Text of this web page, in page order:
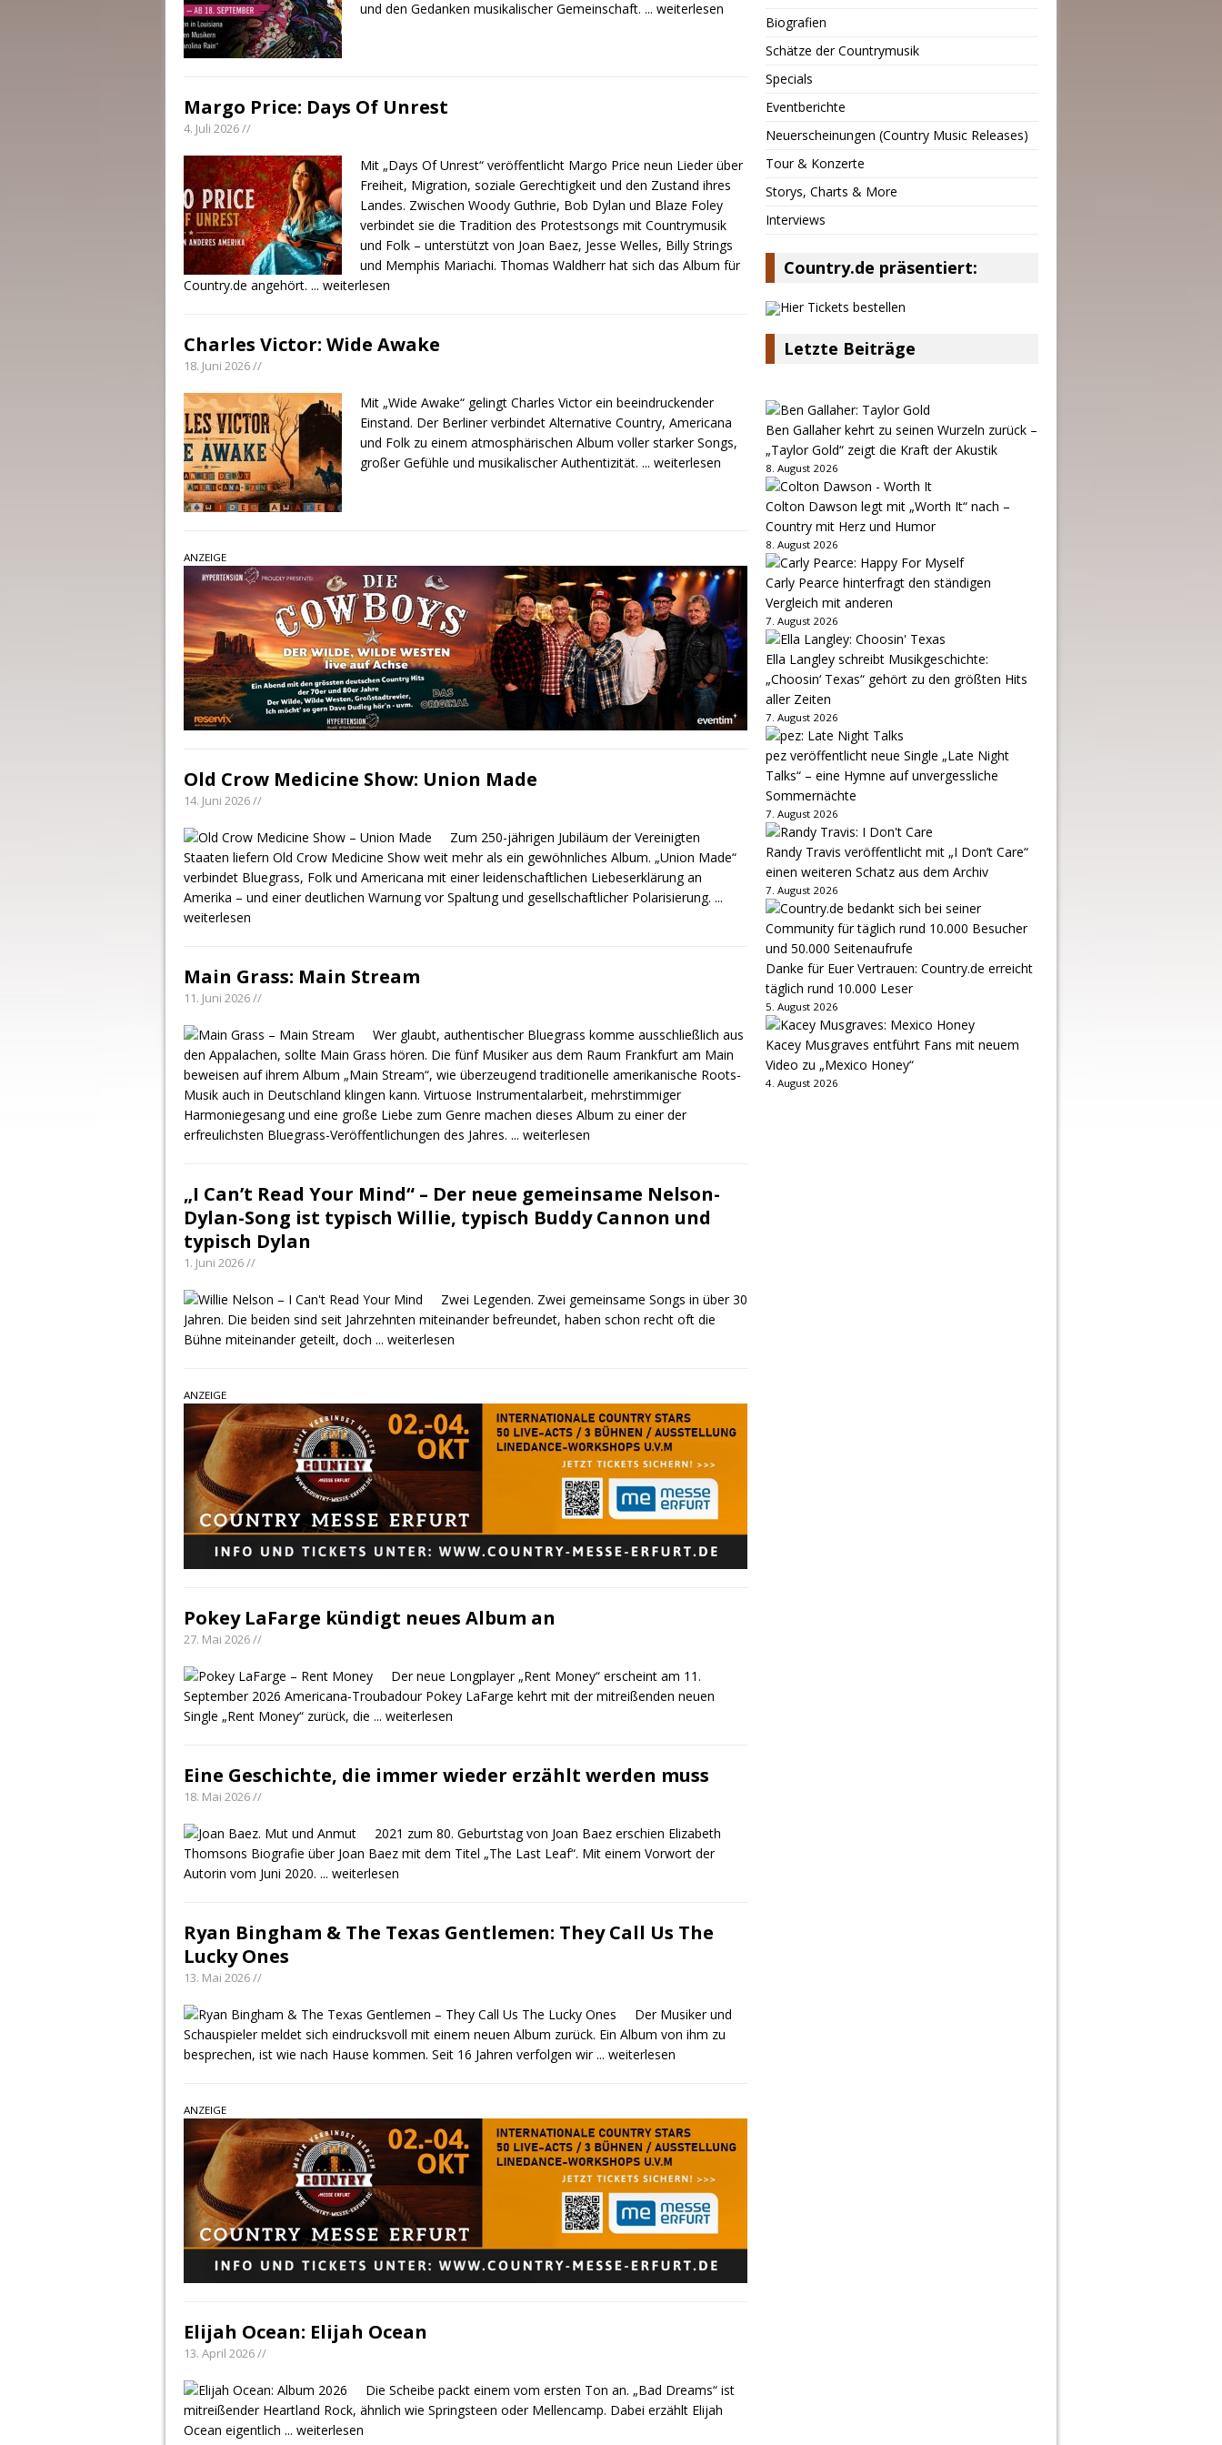
und den Gedanken musikalischer Gemeinschaft. ... weiterlesen
Margo Price: Days Of Unrest
4. Juli 2026 //
Mit „Days Of Unrest“ veröffentlicht Margo Price neun Lieder über
Freiheit, Migration, soziale Gerechtigkeit und den Zustand ihres
Landes. Zwischen Woody Guthrie, Bob Dylan und Blaze Foley
verbindet sie die Tradition des Protestsongs mit Countrymusik
und Folk – unterstützt von Joan Baez, Jesse Welles, Billy Strings
und Memphis Mariachi. Thomas Waldherr hat sich das Album für
Country.de angehört. ... weiterlesen
Charles Victor: Wide Awake
18. Juni 2026 //
Mit „Wide Awake“ gelingt Charles Victor ein beeindruckender
Einstand. Der Berliner verbindet Alternative Country, Americana
und Folk zu einem atmosphärischen Album voller starker Songs,
großer Gefühle und musikalischer Authentizität. ... weiterlesen
ANZEIGE
Old Crow Medicine Show: Union Made
14. Juni 2026 //
Zum 250-jährigen Jubiläum der Vereinigten
Staaten liefern Old Crow Medicine Show weit mehr als ein gewöhnliches Album. „Union Made“
verbindet Bluegrass, Folk und Americana mit einer leidenschaftlichen Liebeserklärung an
Amerika – und einer deutlichen Warnung vor Spaltung und gesellschaftlicher Polarisierung. ...
weiterlesen
Main Grass: Main Stream
11. Juni 2026 //
Wer glaubt, authentischer Bluegrass komme ausschließlich aus
den Appalachen, sollte Main Grass hören. Die fünf Musiker aus dem Raum Frankfurt am Main
beweisen auf ihrem Album „Main Stream“, wie überzeugend traditionelle amerikanische Roots-
Musik auch in Deutschland klingen kann. Virtuose Instrumentalarbeit, mehrstimmiger
Harmoniegesang und eine große Liebe zum Genre machen dieses Album zu einer der
erfreulichsten Bluegrass-Veröffentlichungen des Jahres. ... weiterlesen
„I Can’t Read Your Mind“ – Der neue gemeinsame Nelson-
Dylan-Song ist typisch Willie, typisch Buddy Cannon und
typisch Dylan
1. Juni 2026 //
Zwei Legenden. Zwei gemeinsame Songs in über 30
Jahren. Die beiden sind seit Jahrzehnten miteinander befreundet, haben schon recht oft die
Bühne miteinander geteilt, doch ... weiterlesen
ANZEIGE
Pokey LaFarge kündigt neues Album an
27. Mai 2026 //
Der neue Longplayer „Rent Money“ erscheint am 11.
September 2026 Americana-Troubadour Pokey LaFarge kehrt mit der mitreißenden neuen
Single „Rent Money“ zurück, die ... weiterlesen
Eine Geschichte, die immer wieder erzählt werden muss
18. Mai 2026 //
2021 zum 80. Geburtstag von Joan Baez erschien Elizabeth
Thomsons Biografie über Joan Baez mit dem Titel „The Last Leaf“. Mit einem Vorwort der
Autorin vom Juni 2020. ... weiterlesen
Ryan Bingham & The Texas Gentlemen: They Call Us The
Lucky Ones
13. Mai 2026 //
Der Musiker und
Schauspieler meldet sich eindrucksvoll mit einem neuen Album zurück. Ein Album von ihm zu
besprechen, ist wie nach Hause kommen. Seit 16 Jahren verfolgen wir ... weiterlesen
ANZEIGE
Elijah Ocean: Elijah Ocean
13. April 2026 //
Die Scheibe packt einem vom ersten Ton an. „Bad Dreams“ ist
mitreißender Heartland Rock, ähnlich wie Springsteen oder Mellencamp. Dabei erzählt Elijah
Ocean eigentlich ... weiterlesen
Biografien
Schätze der Countrymusik
Specials
Eventberichte
Neuerscheinungen (Country Music Releases)
Tour & Konzerte
Storys, Charts & More
Interviews
Country.de präsentiert:
Letzte Beiträge
Ben Gallaher kehrt zu seinen Wurzeln zurück –
„Taylor Gold“ zeigt die Kraft der Akustik
8. August 2026
Colton Dawson legt mit „Worth It“ nach –
Country mit Herz und Humor
8. August 2026
Carly Pearce hinterfragt den ständigen
Vergleich mit anderen
7. August 2026
Ella Langley schreibt Musikgeschichte:
„Choosin‘ Texas“ gehört zu den größten Hits
aller Zeiten
7. August 2026
pez veröffentlicht neue Single „Late Night
Talks“ – eine Hymne auf unvergessliche
Sommernächte
7. August 2026
Randy Travis veröffentlicht mit „I Don’t Care“
einen weiteren Schatz aus dem Archiv
7. August 2026
Danke für Euer Vertrauen: Country.de erreicht
täglich rund 10.000 Leser
5. August 2026
Kacey Musgraves entführt Fans mit neuem
Video zu „Mexico Honey“
4. August 2026